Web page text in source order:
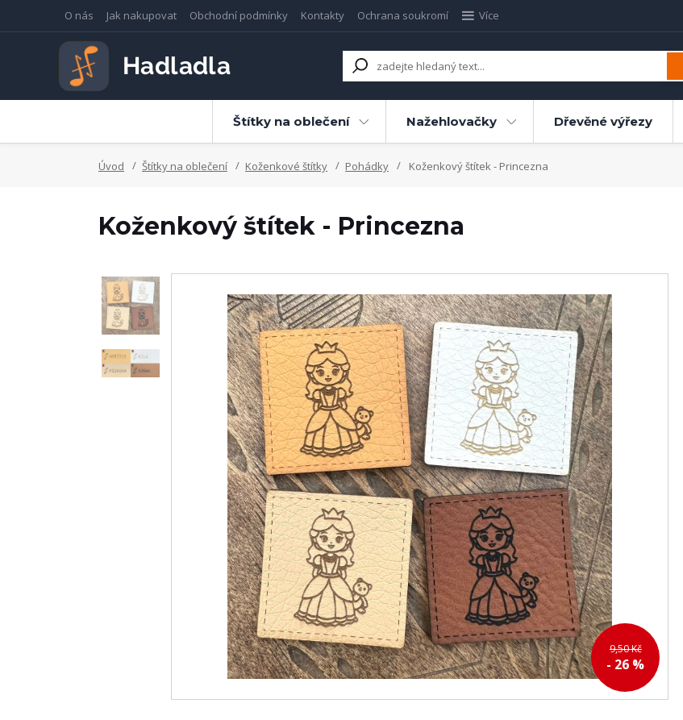
O nás Jak nakupovat Obchodní podmínky Kontakty Ochrana soukromí Více
Štítky na oblečení Nažehlovačky Dřevěné výřezy
Úvod Štítky na oblečení Koženkové štítky Pohádky Koženkový štítek - Princezna
Koženkový štítek - Princezna
9,50 Kč
- 26 %